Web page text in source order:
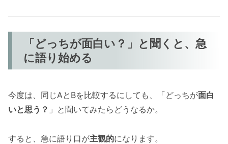
「どっちが面白い？」と聞くと、急
に語り始める
今度は、同じAとBを比較するにしても、「どっちが面白
いと思う？ 」と聞いてみたらどうなるか。
すると、急に語り口が主観的になります。